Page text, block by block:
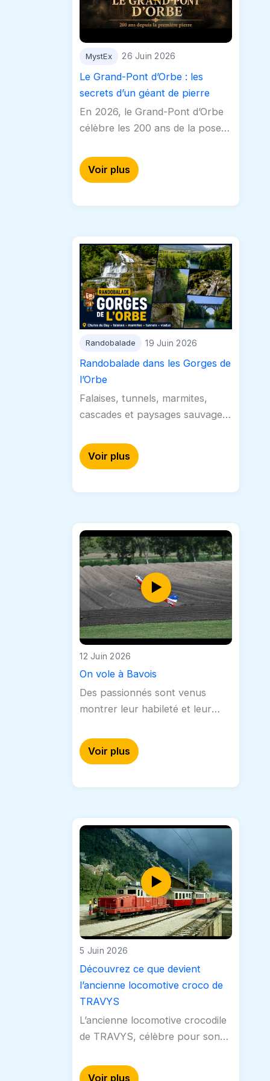
MystEx 26 Juin 2026
Le Grand-Pont d’Orbe : les
secrets d’un géant de pierre
En 2026, le Grand-Pont d’Orbe
célèbre les 200 ans de la pose
cette arche devenue familière se
cache pourtant un chantier…
Voir plus
Randobalade 19 Juin 2026
Randobalade dans les Gorges de
l’Orbe
Falaises, tunnels, marmites,
cascades et paysages sauvages
une randonnée spectaculaire au
fil de l’eau. Cette Randobalade
Voir plus
12 Juin 2026
On vole à Bavois
Des passionnés sont venus
montrer leur habileté et leur
Bavois, pour notre plus grand
plaisir.
Voir plus
5 Juin 2026
Découvrez ce que devient
l’ancienne locomotive croco de
TRAVYS
L’ancienne locomotive crocodile
de TRAVYS, célèbre pour son
historique dans le transport
Voir plus